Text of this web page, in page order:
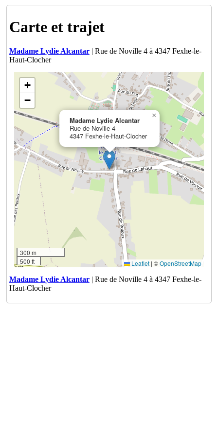
Carte et trajet
Madame Lydie Alcantar| Rue de Noville 4 à 4347 Fexhe-le-
Haut-Clocher
Madame Lydie Alcantar
Rue de Noville 4
4347 Fexhe-le-Haut-Clocher
×
+
−
300 m
500 ft
Leaflet | ©OpenStreetMap
Madame Lydie Alcantar| Rue de Noville 4 à 4347 Fexhe-le-
Haut-Clocher